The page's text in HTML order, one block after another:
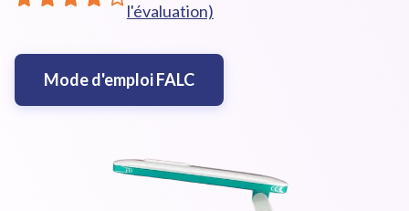
l'évaluation)
Mode d'emploi FALC